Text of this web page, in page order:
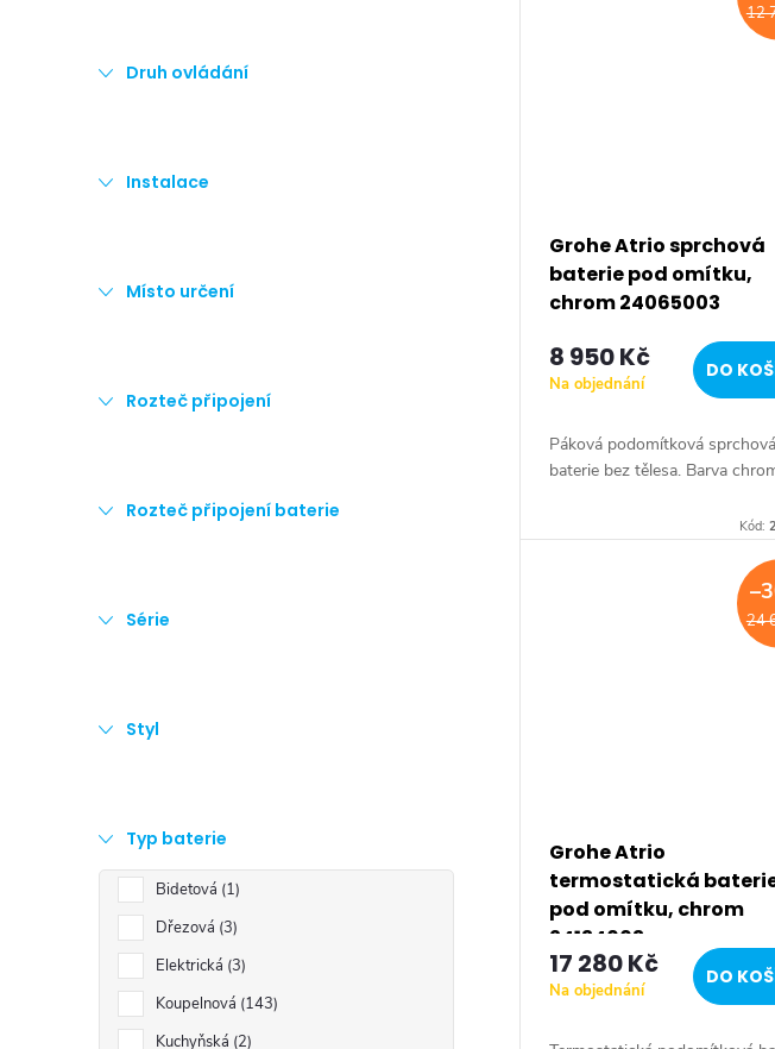
Druh ovládání
Instalace
Místo určení
Rozteč připojení
Rozteč připojení baterie
Série
Styl
Typ baterie
Bidetová 1
Dřezová 3
Elektrická 3
Koupelnová 143
Kuchyňská 2
12
Grohe Atrio sprchová
baterie pod omítku,
chrom 24065003
8 950 Kč
Na objednání
DO
Páková podomítková sprchová
baterie bez tělesa. Barva
Kód:
24
Grohe Atrio
termostatická
pod omítku, chrom
24134003
17 280 Kč
Na objednání
DO